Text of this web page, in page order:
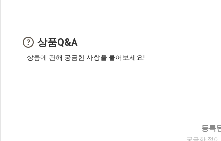
상품Q&A
상품에 관해 궁금한 사항을 물어보세요!
등록
궁금한 점